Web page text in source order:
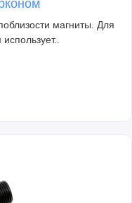
магниты. Для